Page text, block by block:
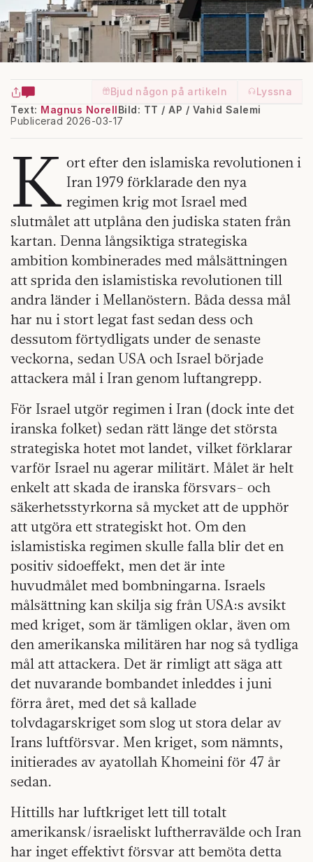
Bjud någon på artikeln
Lyssna
Text: Magnus Norell
Publicerad 2026-03-17
Bild: TT / AP / Vahid Salemi
K ort efter den islamiska revolutionen i
Iran 1979 förklarade den nya
regimen krig mot Israel med
slutmålet att utplåna den judiska staten från
kartan. Denna långsiktiga strategiska
ambition kombinerades med målsättningen
att sprida den islamistiska revolutionen till
andra länder i Mellanöstern. Båda dessa mål
har nu i stort legat fast sedan dess och
dessutom förtydligats under de senaste
veckorna, sedan USA och Israel började
attackera mål i Iran genom luftangrepp.
För Israel utgör regimen i Iran (dock inte det
iranska folket) sedan rätt länge det största
strategiska hotet mot landet, vilket förklarar
varför Israel nu agerar militärt. Målet är helt
enkelt att skada de iranska försvars- och
säkerhetsstyrkorna så mycket att de upphör
att utgöra ett strategiskt hot. Om den
islamistiska regimen skulle falla blir det en
positiv sidoeffekt, men det är inte
huvudmålet med bombningarna. Israels
målsättning kan skilja sig från USA:s avsikt
med kriget, som är tämligen oklar, även om
den amerikanska militären har nog så tydliga
mål att attackera. Det är rimligt att säga att
det nuvarande bombandet inleddes i juni
förra året, med det så kallade
tolvdagarskriget som slog ut stora delar av
Irans luftförsvar. Men kriget, som nämnts,
initierades av ayatollah Khomeini för 47 år
sedan.
Hittills har luftkriget lett till totalt
amerikansk/israeliskt luftherravälde och Iran
har inget effektivt försvar att bemöta detta